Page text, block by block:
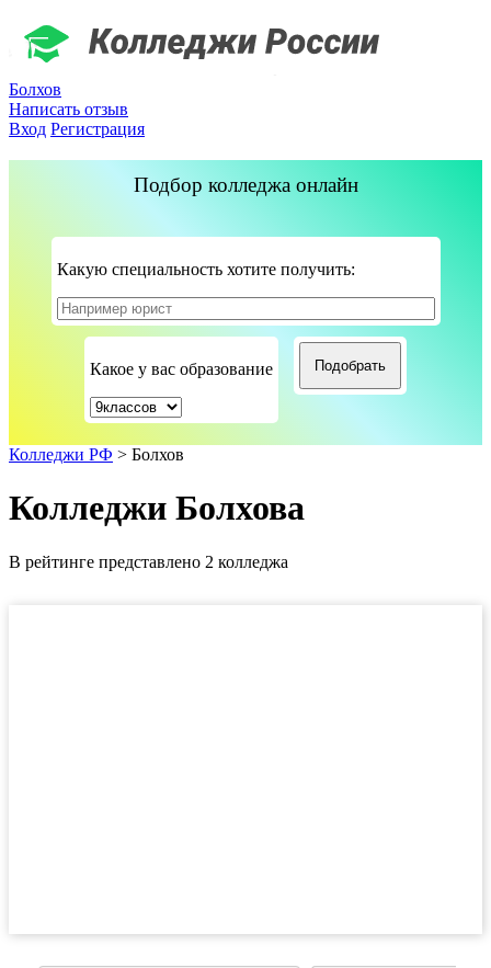
Болхов
Написать отзыв
Вход Регистрация
Подбор колледжа онлайн
Какую специальность хотите получить:
Какое у вас образование
Колледжи РФ > Болхов
Колледжи Болхова
В рейтинге представлено 2 колледжа